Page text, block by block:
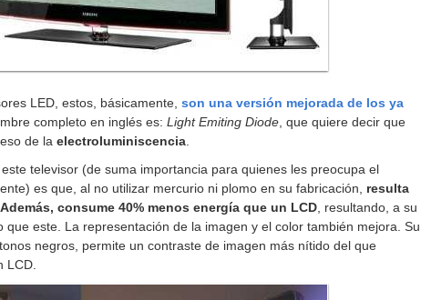
LED, estos, básicamente, son una versión mejorada de los ya
completo en inglés es: Light Emiting Diode, que quiere decir que
de la electroluminiscencia.
televisor (de suma importancia para quienes les preocupa el
es que, al no utilizar mercurio ni plomo en su fabricación, resulta
consume 40% menos energía que un LCD, resultando, a su
que este. La representación de la imagen y el color también mejora. Su
negros, permite un contraste de imagen más nítido del que
LCD.